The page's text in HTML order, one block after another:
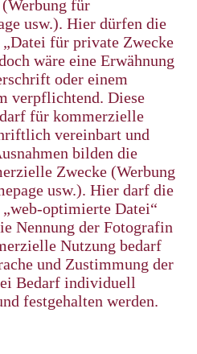
für
usw.). Hier dürfen die
für private Zwecke
wäre eine Erwähnung
oder einem
verpflichtend. Diese
für kommerzielle
vereinbart und
bilden die
Zwecke (Werbung
usw.). Hier darf die
optimierte Datei“
Nennung der Fotografin
Nutzung bedarf
und Zustimmung der
Bedarf individuell
festgehalten werden.